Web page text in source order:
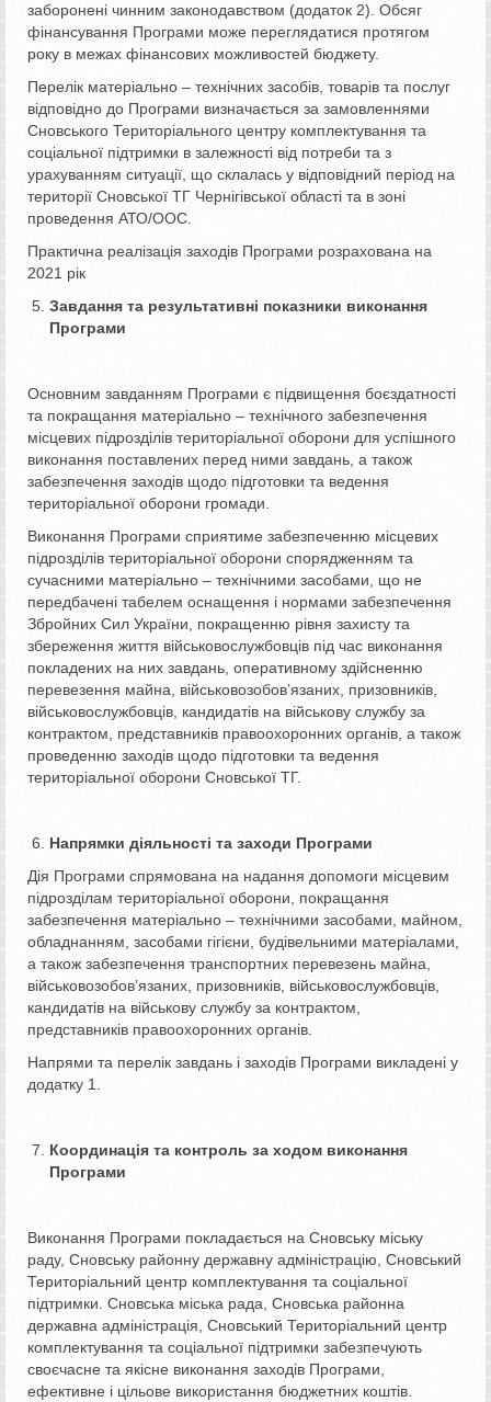
заборонені чинним законодавством (додаток 2). Обсяг
фінансування Програми може переглядатися протягом
року в межах фінансових можливостей бюджету.
Перелік матеріально – технічних засобів, товарів та послуг
відповідно до Програми визначається за замовленнями
Сновського Територіального центру комплектування та
соціальної підтримки в залежності від потреби та з
урахуванням ситуації, що склалась у відповідний період на
території Сновської ТГ Чернігівської області та в зоні
проведення АТО/ООС.
Практична реалізація заходів Програми розрахована на
2021 рік
Завдання та результативні показники виконання
Програми
Основним завданням Програми є підвищення боєздатності
та покращання матеріально – технічного забезпечення
місцевих підрозділів територіальної оборони для успішного
виконання поставлених перед ними завдань, а також
забезпечення заходів щодо підготовки та ведення
територіальної оборони громади.
Виконання Програми сприятиме забезпеченню місцевих
підрозділів територіальної оборони спорядженням та
сучасними матеріально – технічними засобами, що не
передбачені табелем оснащення і нормами забезпечення
Збройних Сил України, покращенню рівня захисту та
збереження життя військовослужбовців під час виконання
покладених на них завдань, оперативному здійсненню
перевезення майна, військовозобов’язаних, призовників,
військовослужбовців, кандидатів на військову службу за
контрактом, представників правоохоронних органів, а також
проведенню заходів щодо підготовки та ведення
територіальної оборони Сновської ТГ.
Напрямки діяльності та заходи Програми
Дія Програми спрямована на надання допомоги місцевим
підрозділам територіальної оборони, покращання
забезпечення матеріально – технічними засобами, майном,
обладнанням, засобами гігієни, будівельними матеріалами,
а також забезпечення транспортних перевезень майна,
військовозобов’язаних, призовників, військовослужбовців,
кандидатів на військову службу за контрактом,
представників правоохоронних органів.
Напрями та перелік завдань і заходів Програми викладені у
додатку 1.
Координація та контроль за ходом виконання
Програми
Виконання Програми покладається на Сновську міську
раду, Сновську районну державну адміністрацію, Сновський
Територіальний центр комплектування та соціальної
підтримки. Сновська міська рада, Сновська районна
державна адміністрація, Сновський Територіальний центр
комплектування та соціальної підтримки забезпечують
своєчасне та якісне виконання заходів Програми,
ефективне і цільове використання бюджетних коштів.